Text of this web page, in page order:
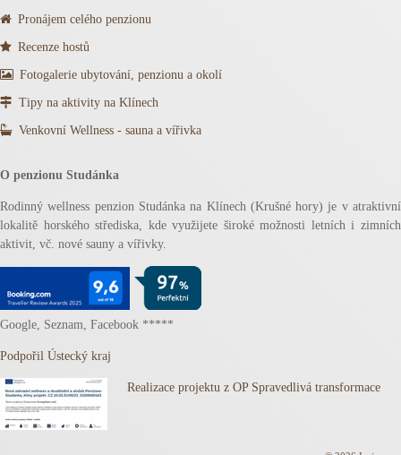
Pronájem celého penzionu
Recenze hostů
Fotogalerie ubytování, penzionu a okolí
Tipy na aktivity na Klínech
Venkovní Wellness - sauna a vířivka
O penzionu Studánka
Rodinný wellness penzion Studánka na Klínech (Krušné hory) je v atraktivní
lokalitě horského střediska, kde využijete široké možnosti letních i zimních
aktivit, vč. nové sauny a vířivky.
Google, Seznam, Facebook *****
Podpořil Ústecký kraj
Realizace projektu z OP Spravedlivá transformace